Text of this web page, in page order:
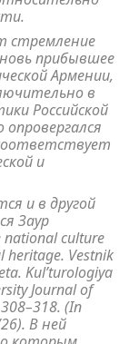
стремление
прибывшее
Армении,
в
Российской
и
и в другой
Заур
culture
heritage. Vestnik
Kul’turologiya
Journal of
(In
В ней